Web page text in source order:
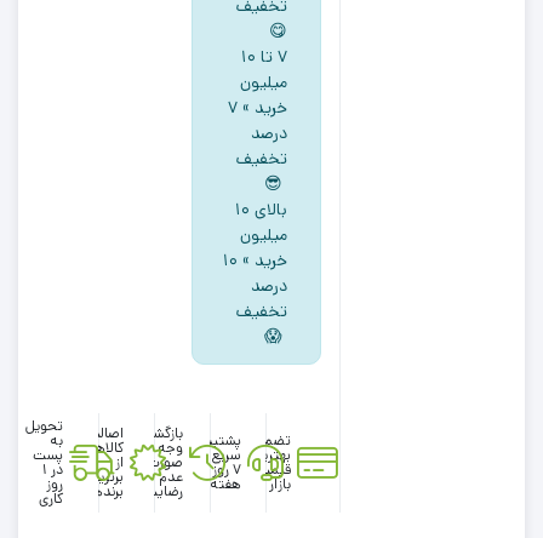
تخفیف
😋
۷ تا ۱۰
میلیون
خرید » ۷
درصد
تخفیف
😎
بالای ۱۰
میلیون
خرید » ۱۰
درصد
تخفیف
😱
تضمین
بهترین
قیمت
بازار
پشتیبانی
سریع در
۷ روز
هفته
بازگشت
وجه در
صورت
عدم
رضایت
اصالت
کالاها
از
برترین
برندها
تحویل
به
پست
در 1
روز
کاری